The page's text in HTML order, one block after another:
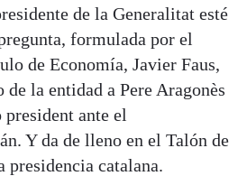
de la Generalitat esté
formulada por el
de Economía, Javier Faus,
de la entidad a Pere Aragonès
president ante el
Y da de lleno en el Talón de
presidencia catalana.